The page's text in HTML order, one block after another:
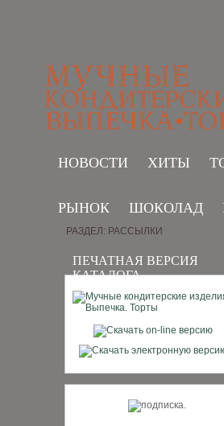
НОВОСТИ ХИТЫ
РЫНОК ШОКОЛАД
ПЕЧАТНАЯ ВЕРСИЯ
КАТАЛОГА
РАЗДЕЛ: РАССЫЛКИ